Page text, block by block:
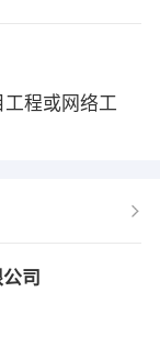
程或网络工
司